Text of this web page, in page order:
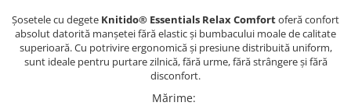
Șosetele cu degete Knitido® Essentials RelaxComfortoferă confort
absolut datorită manșetei fără elastic și bumbacului moale de calitate
superioară. Cu potrivire ergonomică și presiune distribuită uniform,
sunt ideale pentru purtare zilnică, fără urme, fără strângere și fără
disconfort.
Mărime: